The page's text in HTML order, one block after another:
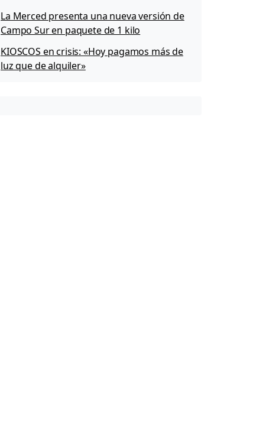
La Merced presenta una nueva versión de
Campo Sur en paquete de 1 kilo
KIOSCOS en crisis: «Hoy pagamos más de
luz que de alquiler»